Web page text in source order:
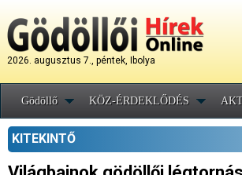
2026. augusztus 7., péntek, Ibolya
Gödöllő KÖZ-ÉRDEKLŐDÉS
KITEKINTŐ